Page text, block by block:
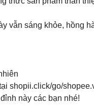
vẫn sáng khỏe, hồng
shopii.click/go/
này các bạn nhé!